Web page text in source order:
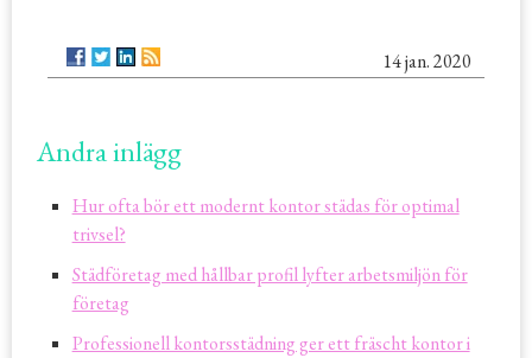
14 jan. 2020
Andra inlägg
Hur ofta bör ett modernt kontor städas för optimal
trivsel?
Städföretag med hållbar profil lyfter arbetsmiljön för
företag
Professionell kontorsstädning ger ett fräscht kontor i